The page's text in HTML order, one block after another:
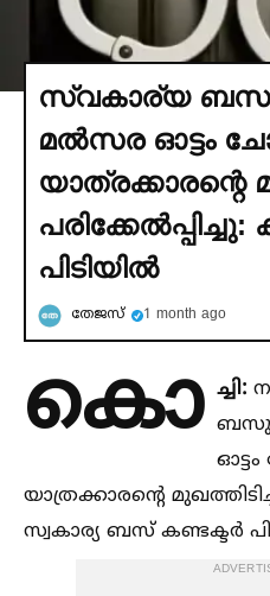
സ്വകാര്യ
മല്‍സര ഓട്ടം
യാത്രക്കാരന്റെ
പരിക്കേല്‍പ്പിച്ചു:
പിടിയില്‍
തേജസ് 1 month ago
കൊ ച്ചി:
യാത്രക്കാരന്റെ
സ്വകാര്യ ബസ് കണ്ടക്ടര്‍